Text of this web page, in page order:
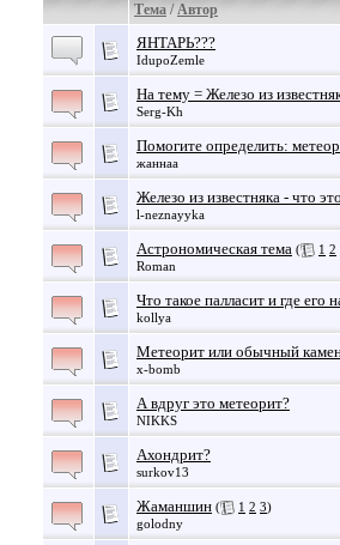
Тема /Автор
ЯНТАРЬ???
IdupoZemle
На тему = Железо из
Serg-Kh
Помогите определить:
жаннаа
Железо из известняка - что
l-neznayyka
Астрономическая тема ( 1 2
Roman
Что такое палласит и где его
kollya
Метеорит или обычный
x-bomb
А вдруг это метеорит?
NIKKS
Ахондрит?
surkov13
Жаманшин ( 1 2 3)
golodny